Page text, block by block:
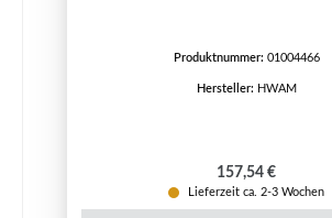
Produktnummer: 01004466
Hersteller: HWAM
Regulärer Preis:
157,54 €
Lieferzeit ca. 2-3 Wochen